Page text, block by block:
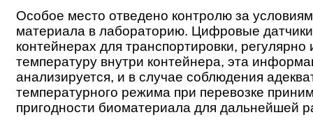
Особое место отведено контролю за
материала в лабораторию. Цифровые
контейнерах для транспортировки, регулярно
температуру внутри контейнера, эта
анализируется, и в случае соблюдения
температурного режима при перевозке
пригодности биоматериала для дальнейшей